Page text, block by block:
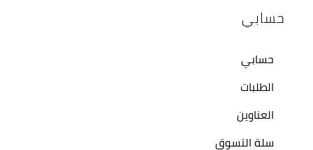
حسابي
حسابي
الطلبات
العناوين
سلة التسوق